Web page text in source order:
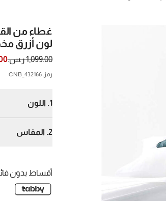
غطاء من
لون أزرق
1,099.00 ر.س.
رمز:
432166_CNB
1. اللون
2. المقاس
أقساط بدون